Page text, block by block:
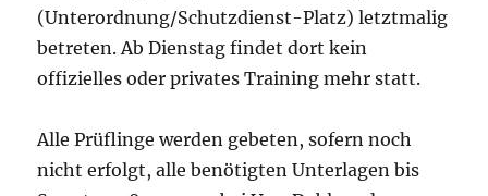
(Unterordnung/Schutzdienst-Platz) letztmalig
betreten. Ab Dienstag findet dort kein
offizielles oder privates Training mehr statt.
Alle Prüflinge werden gebeten, sofern noch
nicht erfolgt, alle benötigten Unterlagen bis